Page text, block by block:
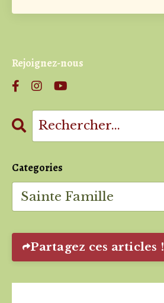
Rejoignez-nous
Categories
Partagez ces articles !